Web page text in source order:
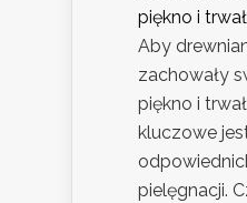
piękno i
Aby
zachowały
piękno i
kluczowe
pielęgnacji.